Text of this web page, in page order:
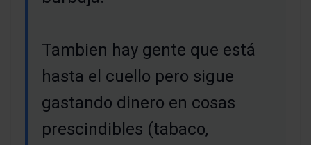
Tambien hay gente que está
hasta el cuello pero sigue
gastando dinero en cosas
prescindibles (tabaco,